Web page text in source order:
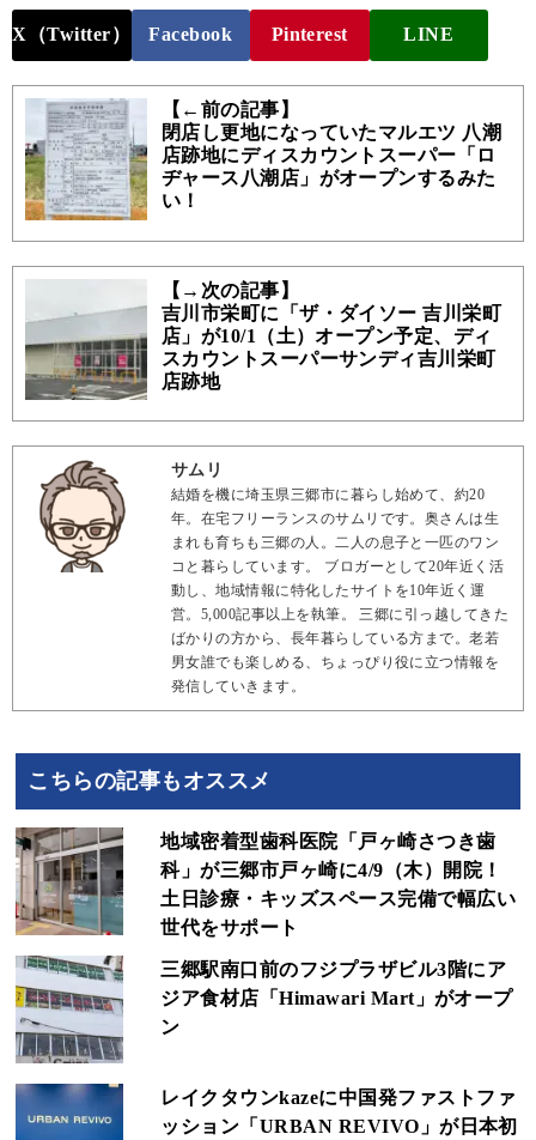
X（Twitter） Facebook Pinterest LINE
【←前の記事】
閉店し更地になっていたマルエツ 八潮
店跡地にディスカウントスーパー「ロ
ヂャース八潮店」がオープンするみた
い！
【→次の記事】
吉川市栄町に「ザ・ダイソー 吉川栄町
店」が10/1（土）オープン予定、ディ
スカウントスーパーサンディ吉川栄町
店跡地
サムリ
結婚を機に埼玉県三郷市に暮らし始めて、約20
年。在宅フリーランスのサムリです。奥さんは生
まれも育ちも三郷の人。二人の息子と一匹のワン
コと暮らしています。 ブロガーとして20年近く活
動し、地域情報に特化したサイトを10年近く運
営。5,000記事以上を執筆。 三郷に引っ越してきた
ばかりの方から、長年暮らしている方まで。老若
男女誰でも楽しめる、ちょっぴり役に立つ情報を
発信していきます。
こちらの記事もオススメ
地域密着型歯科医院「戸ヶ崎さつき歯
科」が三郷市戸ヶ崎に4/9（木）開院！
土日診療・キッズスペース完備で幅広い
世代をサポート
三郷駅南口前のフジプラザビル3階にア
ジア食材店「Himawari Mart」がオープ
ン
レイクタウンkazeに中国発ファストファ
ッション「URBAN REVIVO」が日本初